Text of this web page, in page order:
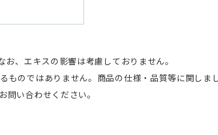
、エキスの影響は考慮しておりません。
ものではありません。商品の仕様・品質等に関し
い合わせください。